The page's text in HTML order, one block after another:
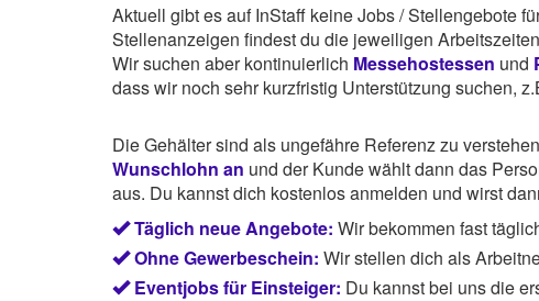
Aktuell gibt es auf InStaff keine Jobs / Stellengebote
Stellenanzeigen findest du die jeweiligen
Wir suchen aber kontinuierlich Messehostessen und
dass wir noch sehr kurzfristig Unterstützung suchen,
Die Gehälter sind als ungefähre Referenz zu
Wunschlohn an und der Kunde wählt dann das
aus. Du kannst dich kostenlos anmelden und wirst
Täglich neue Angebote: Wir bekommen fast
Ohne Gewerbeschein: Wir stellen dich als
Eventjobs für Einsteiger: Du kannst bei uns die